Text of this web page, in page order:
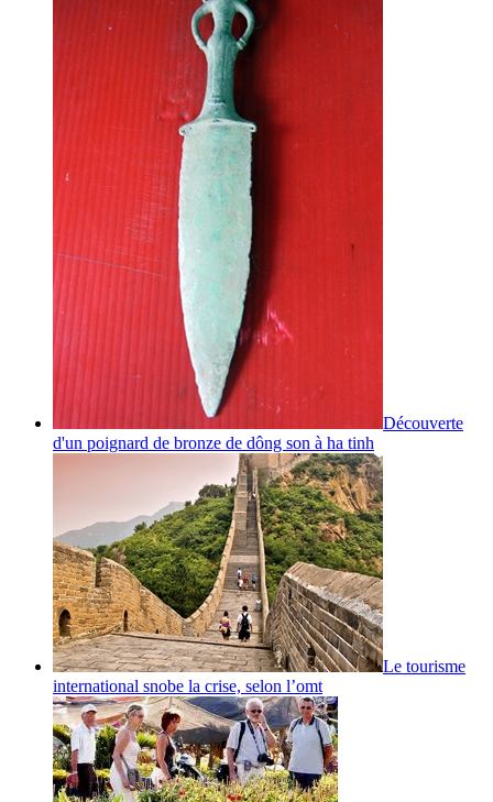
Découverte
d'un poignard de bronze de dông son à ha tinh
Le tourisme
international snobe la crise, selon l’omt